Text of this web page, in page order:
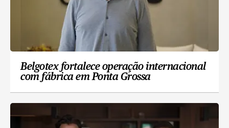
Belgotex fortalece operação internacional
com fábrica em Ponta Grossa